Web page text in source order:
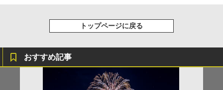
トップページに戻る
おすすめ記事